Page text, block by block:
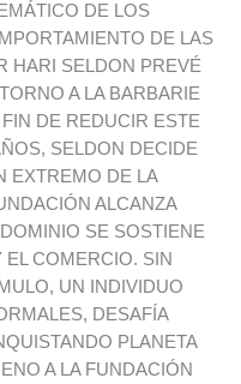
DE LOS
DE LAS
HARI SELDON PREVÉ
A LA BARBARIE
DE REDUCIR ESTE
SELDON DECIDE
EXTREMO DE LA
ALCANZA
SE SOSTIENE
EL COMERCIO. SIN
UN INDIVIDUO
DESAFÍA
PLANETA
A LA FUNDACIÓN